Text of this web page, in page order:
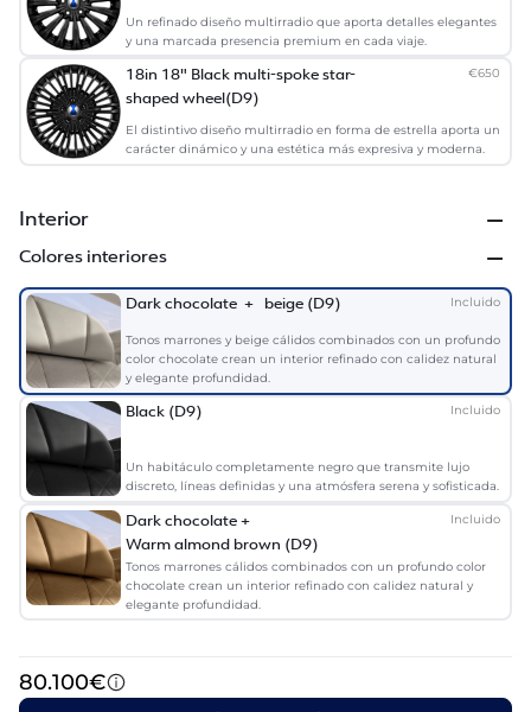
Un refinado diseño multirradio que aporta detalles elegantes
y una marcada presencia premium en cada viaje.
18in 18" Black multi-spoke star-
shaped wheel(D9)
€650
El distintivo diseño multirradio en forma de estrella aporta un
carácter dinámico y una estética más expresiva y moderna.
Interior
Colores interiores
Dark chocolate + beige (D9) Incluido
Tonos marrones y beige cálidos combinados con un profundo
color chocolate crean un interior refinado con calidez natural
y elegante profundidad.
Black (D9) Incluido
Un habitáculo completamente negro que transmite lujo
discreto, líneas definidas y una atmósfera serena y sofisticada.
Dark chocolate‌ +
Warm almond brown (D9)
Incluido
Tonos marrones cálidos combinados con un profundo color
chocolate crean un interior refinado con calidez natural y
elegante profundidad.
80.100€